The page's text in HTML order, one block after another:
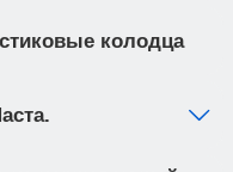
колодца